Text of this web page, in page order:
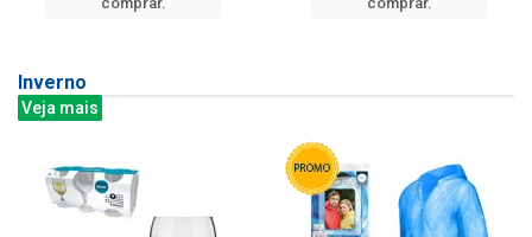
Inverno
Veja mais